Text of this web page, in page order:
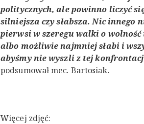
politycznych, ale powinno liczyć
silniejsza czy słabsza. Nic innego
pierwsi w szeregu walki o
albo możliwie najmniej słabi i
abyśmy nie wyszli z tej
podsumował mec. Bartosiak.
Więcej zdjęć: